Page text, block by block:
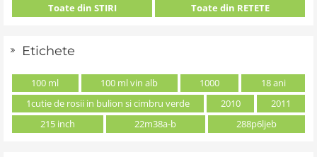
Toate din STIRI
Toate din RETETE
Etichete
100 ml 100 ml vin alb 1000
18 ani
1cutie de rosii in bulion si cimbru verde
2010
2011
215 inch
22m38a-b 288p6ljeb